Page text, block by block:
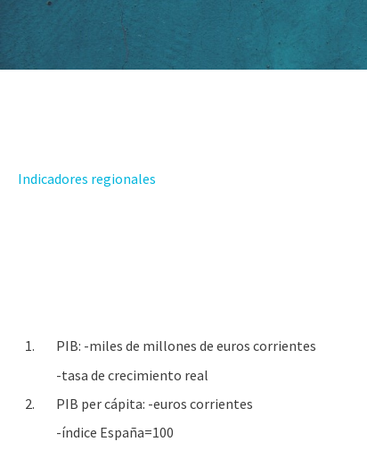
Indicadores regionales
1.
PIB: -miles de millones de euros corrientes
-tasa de crecimiento real
2.
PIB per cápita: -euros corrientes
-índice España=100